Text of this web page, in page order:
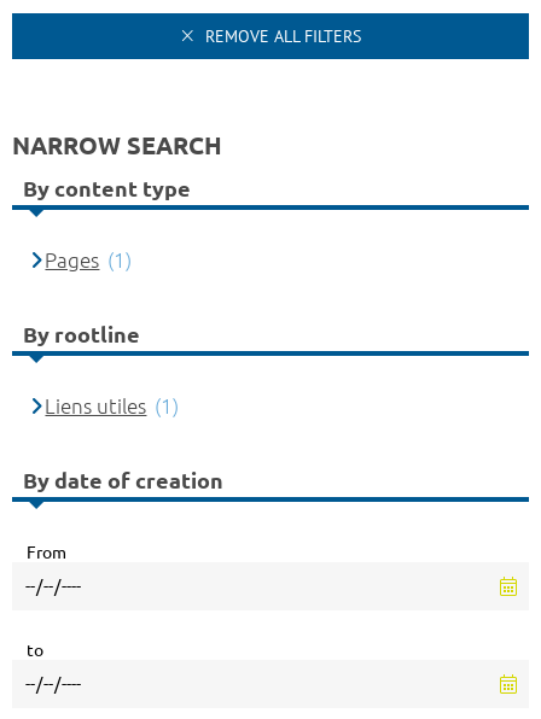
REMOVE ALL FILTERS
NARROW SEARCH
By content type
Pages (1)
By rootline
Liens utiles (1)
By date of creation
From
to